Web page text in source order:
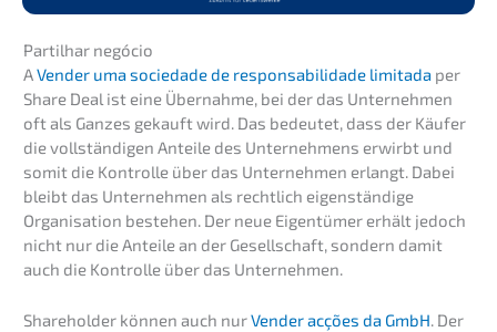
Partil­har negócio
AVender uma socie­da­de de responsa­bil­ida­de limita­da per
Share Deal ist eine Übernah­me, bei der das Unter­neh­men
oft als Ganzes gekauft wird. Das bedeu­tet, dass der Käufer
die vollstän­di­gen Antei­le des Unter­neh­mens erwirbt und
somit die Kontrol­le über das Unter­neh­men erlangt. Dabei
bleibt das Unter­neh­men als recht­lich eigen­stän­di­ge
Organi­sa­ti­on bestehen. Der neue Eigen­tü­mer erhält jedoch
nicht nur die Antei­le an der Gesell­schaft, sondern damit
auch die Kontrol­le über das Unternehmen.
Share­hol­der können auch nurVender acções da GmbH. Der